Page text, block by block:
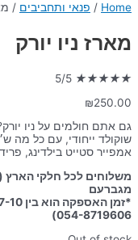
Home
/ פנאי ותחביבים /
מארז ניו יורק
★
★
★
★
★
5/5
₪250.00
גם אתם חולמים על ניו
שוקולד ייחודי, עם כל מה
אמפייר סטייט בילדינג,
משלוחים לכל חלקי הארץ
מגברעם
054-8719606)